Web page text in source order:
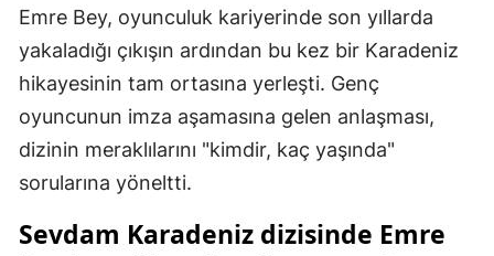
Giresun
Gümüşhane
Hakkari
Hatay
Mersin
Emre Bey, oyunculuk kariyerinde son yıllarda
yakaladığı çıkışın ardından bu kez bir Karadeniz
hikayesinin tam ortasına yerleşti. Genç
oyuncunun imza aşamasına gelen anlaşması,
dizinin meraklılarını "kimdir, kaç yaşında"
sorularına yöneltti.
Sevdam Karadeniz dizisinde Emre